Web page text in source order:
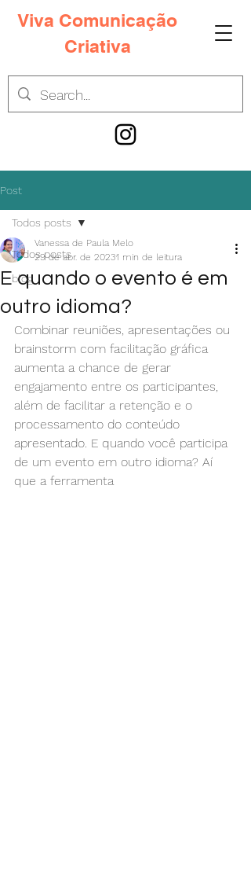
Viva Comunicação
Criativa
Post
Todos posts
blog
Todos posts
E quando o evento é em
outro idioma?
Vanessa de Paula Melo
29 de abr. de 20231 min de leitura
Combinar reuniões, apresentações ou
brainstorm com facilitação gráfica
aumenta a chance de gerar
engajamento entre os participantes,
além de facilitar a retenção e o
processamento do conteúdo
apresentado. E quando você participa
de um evento em outro idioma? Aí
que a ferramenta